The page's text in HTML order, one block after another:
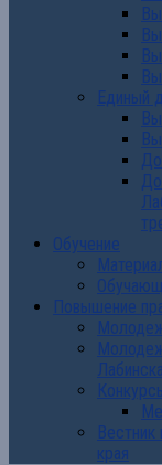
Единый
Обучение
Повышение
Вестник
края